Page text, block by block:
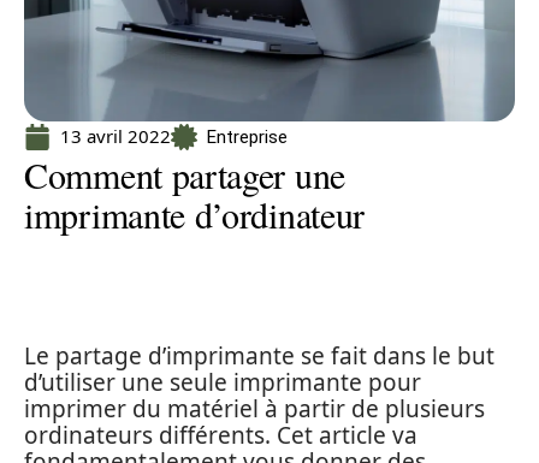
13 avril 2022 Entreprise
Comment partager une
imprimante d’ordinateur
Le partage d’imprimante se fait dans le but
d’utiliser une seule imprimante pour
imprimer du matériel à partir de plusieurs
ordinateurs différents. Cet article va